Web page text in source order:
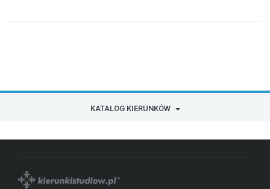
KATALOG KIERUNKÓW